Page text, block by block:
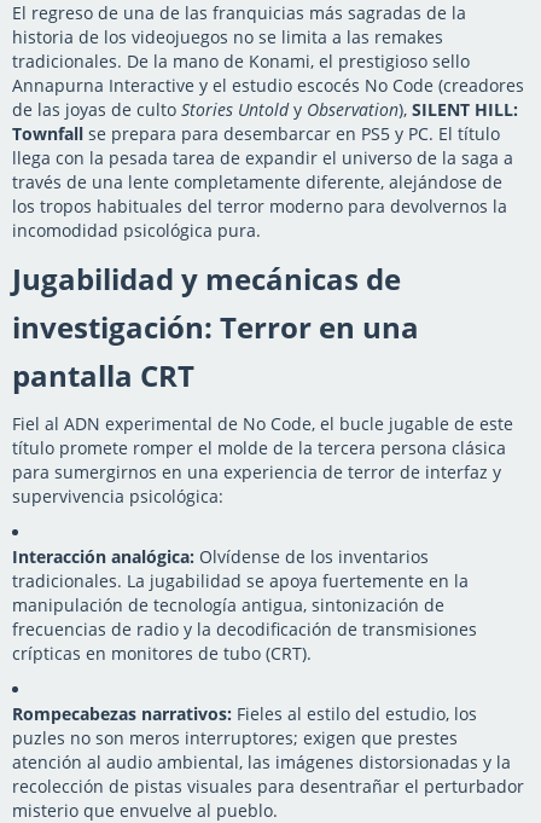
El regreso de una de las franquicias más sagradas de la
historia de los videojuegos no se limita a las remakes
tradicionales. De la mano de Konami, el prestigioso sello
Annapurna Interactive y el estudio escocés No Code (creadores
de las joyas de culto Stories Untoldy Observation), SILENT HILL:
Townfall se prepara para desembarcar en PS5 y PC. El título
llega con la pesada tarea de expandir el universo de la saga a
través de una lente completamente diferente, alejándose de
los tropos habituales del terror moderno para devolvernos la
incomodidad psicológica pura.
Jugabilidad y mecánicas de
investigación: Terror en una
pantalla CRT
Fiel al ADN experimental de No Code, el bucle jugable de este
título promete romper el molde de la tercera persona clásica
para sumergirnos en una experiencia de terror de interfaz y
supervivencia psicológica:
Interacción analógica: Olvídense de los inventarios
tradicionales. La jugabilidad se apoya fuertemente en la
manipulación de tecnología antigua, sintonización de
frecuencias de radio y la decodificación de transmisiones
crípticas en monitores de tubo (CRT).
Rompecabezas narrativos: Fieles al estilo del estudio, los
puzles no son meros interruptores; exigen que prestes
atención al audio ambiental, las imágenes distorsionadas y la
recolección de pistas visuales para desentrañar el perturbador
misterio que envuelve al pueblo.